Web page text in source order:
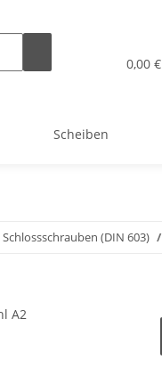
0,00 €
Scheiben
Schlossschrauben (DIN 603)